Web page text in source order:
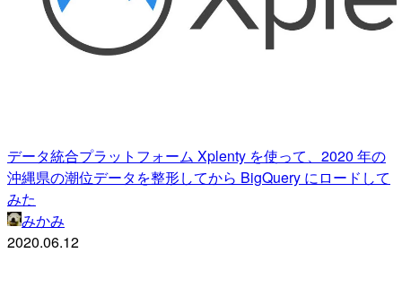
データ統合プラットフォーム Xplenty を使って、2020 年の
沖縄県の潮位データを整形してから BigQuery にロードして
みた
みかみ
2020.06.12